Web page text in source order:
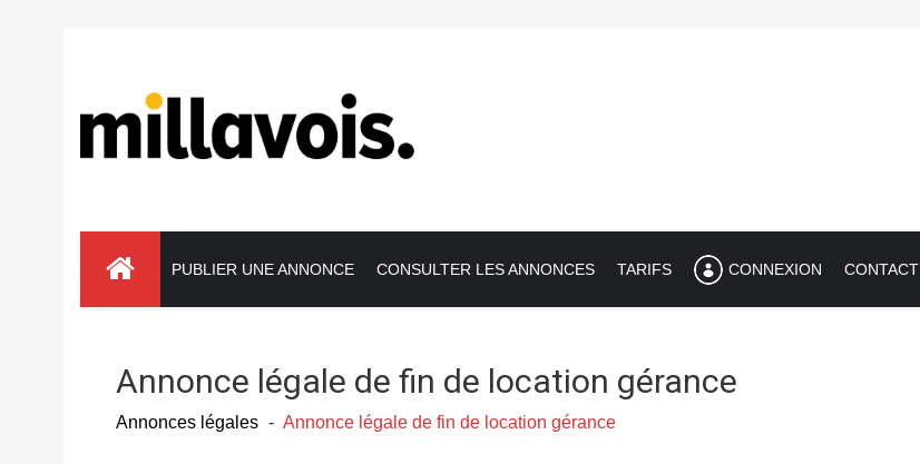
principale
PUBLIER UNE ANNONCE CONSULTER LES ANNONCES TARIFS CONNEXION CONTACT
Annonce légale de fin de location gérance
Annonces légales - Annonce légale de fin de location gérance